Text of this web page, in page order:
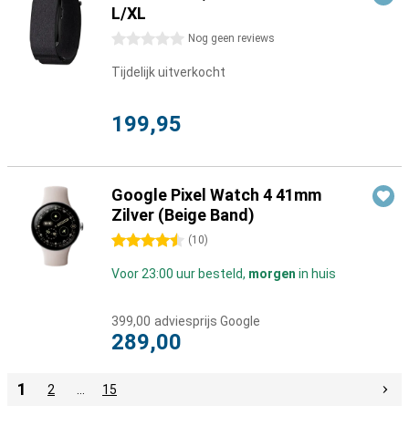
L/XL
0 sterren Nog geen reviews
Tijdelijk uitverkocht
199,95
Google Pixel Watch 4 41mm
Zilver (Beige Band)
4.5 sterren (10)
Voor 23:00 uur besteld, morgen in huis
399,00 adviesprijs Google
289,00
1 2 15